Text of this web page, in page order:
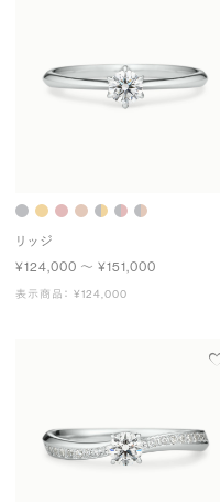
リッジ
¥124,000 〜 ¥151,000
表示商品： ¥124,000